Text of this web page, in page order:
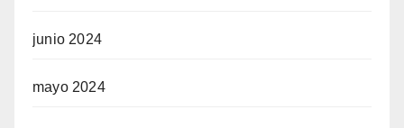
junio 2024
mayo 2024